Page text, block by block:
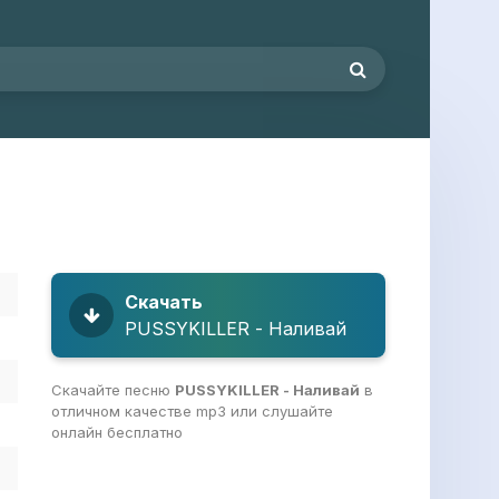
Скачать
PUSSYKILLER - Наливай
Скачайте песню PUSSYKILLER - Наливай в
отличном качестве mp3 или слушайте
онлайн бесплатно